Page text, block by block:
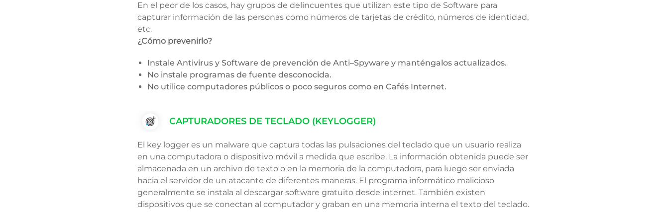
En el peor de los casos, hay grupos de delincuentes que utilizan este tipo de Software para
capturar información de las personas como números de tarjetas de crédito, números de identidad,
etc.
¿Cómo prevenirlo?
Instale Antivirus y Software de prevención de Anti–Spyware y manténgalos actualizados.
No instale programas de fuente desconocida.
No utilice computadores públicos o poco seguros como en Cafés Internet.
CAPTURADORES DE TECLADO (KEYLOGGER)
El key logger es un malware que captura todas las pulsaciones del teclado que un usuario realiza
en una computadora o dispositivo móvil a medida que escribe. La información obtenida puede ser
almacenada en un archivo de texto o en la memoria de la computadora, para luego ser enviada
hacia el servidor de un atacante de diferentes maneras. El programa informático malicioso
generalmente se instala al descargar software gratuito desde internet. También existen
dispositivos que se conectan al computador y graban en una memoria interna el texto del teclado.